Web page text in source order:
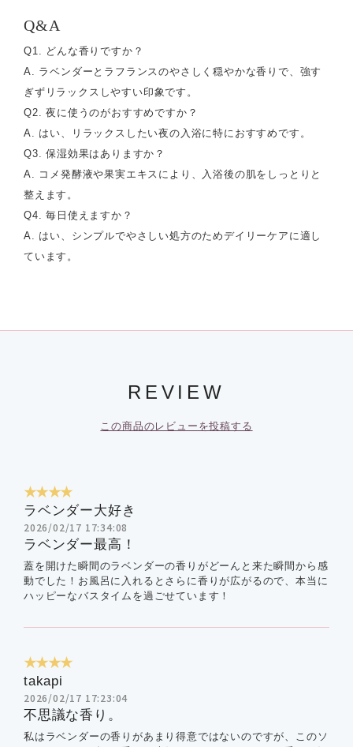
Q&A
Q1. どんな香りですか？
A. ラベンダーとラフランスのやさしく穏やかな香りで、強す
ぎずリラックスしやすい印象です。
Q2. 夜に使うのがおすすめですか？
A. はい、リラックスしたい夜の入浴に特におすすめです。
Q3. 保湿効果はありますか？
A. コメ発酵液や果実エキスにより、入浴後の肌をしっとりと
整えます。
Q4. 毎日使えますか？
A. はい、シンプルでやさしい処方のためデイリーケアに適し
ています。
REVIEW
この商品のレビューを投稿する
★★★★
ラベンダー大好き
2026/02/17 17:34:08
ラベンダー最高！
蓋を開けた瞬間のラベンダーの香りがどーんと来た瞬間から感
動でした！お風呂に入れるとさらに香りが広がるので、本当に
ハッピーなバスタイムを過ごせています！
★★★★
takapi
2026/02/17 17:23:04
不思議な香り。
私はラベンダーの香りがあまり得意ではないのですが、このソ